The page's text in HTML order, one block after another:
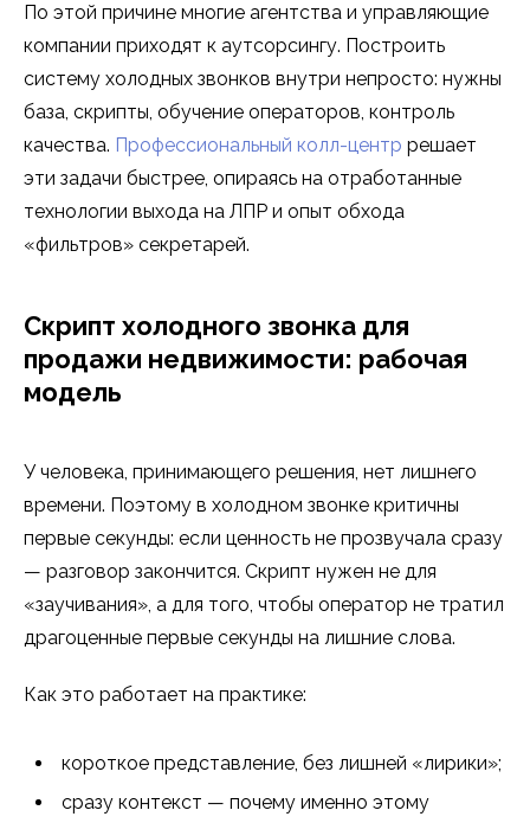
По этой причине многие агентства и управляющие
компании приходят к аутсорсингу. Построить
систему холодных звонков внутри непросто: нужны
база, скрипты, обучение операторов, контроль
качества. Профессиональный колл-центр решает
эти задачи быстрее, опираясь на отработанные
технологии выхода на ЛПР и опыт обхода
«фильтров» секретарей.
Скрипт холодного звонка для
продажи недвижимости: рабочая
модель
У человека, принимающего решения, нет лишнего
времени. Поэтому в холодном звонке критичны
первые секунды: если ценность не прозвучала сразу
— разговор закончится. Скрипт нужен не для
«заучивания», а для того, чтобы оператор не тратил
драгоценные первые секунды на лишние слова.
Как это работает на практике:
короткое представление, без лишней «лирики»;
сразу контекст — почему именно этому